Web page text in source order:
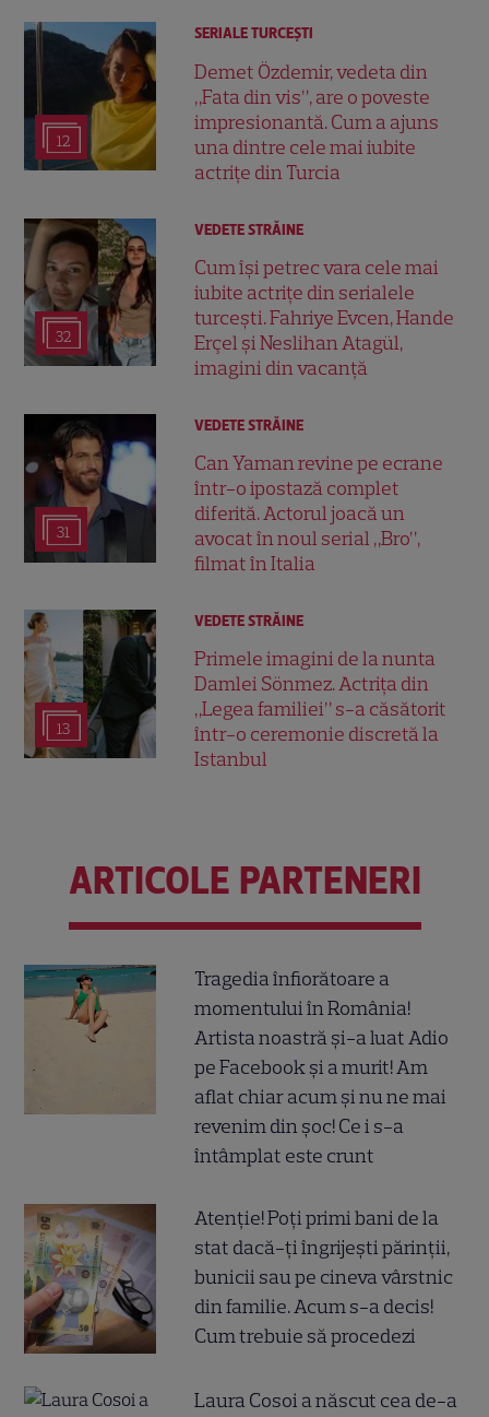
12
SERIALE TURCEŞTI
Demet Özdemir, vedeta din
„Fata din vis”, are o poveste
impresionantă. Cum a ajuns
una dintre cele mai iubite
actrițe din Turcia
32
VEDETE STRĂINE
Cum își petrec vara cele mai
iubite actrițe din serialele
turcești. Fahriye Evcen, Hande
Erçel și Neslihan Atagül,
imagini din vacanță
31
VEDETE STRĂINE
Can Yaman revine pe ecrane
într-o ipostază complet
diferită. Actorul joacă un
avocat în noul serial „Bro”,
filmat în Italia
13
VEDETE STRĂINE
Primele imagini de la nunta
Damlei Sönmez. Actrița din
„Legea familiei” s-a căsătorit
într-o ceremonie discretă la
Istanbul
ARTICOLE PARTENERI
Tragedia înfiorătoare a
momentului în România!
Artista noastră și-a luat Adio
pe Facebook și a murit! Am
aflat chiar acum și nu ne mai
revenim din șoc! Ce i s-a
întâmplat este crunt
Atenție! Poți primi bani de la
stat dacă-ți îngrijești părinții,
bunicii sau pe cineva vârstnic
din familie. Acum s-a decis!
Cum trebuie să procedezi
Laura Cosoi a născut cea de-a